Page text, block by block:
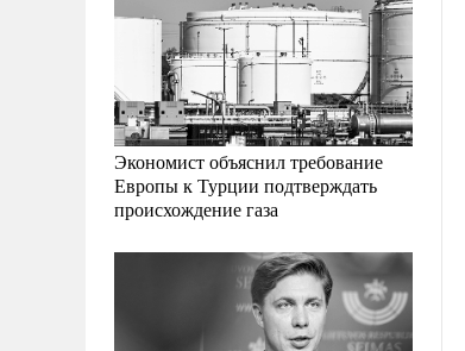
Экономист объяснил требование
Европы к Турции подтверждать
происхождение газа